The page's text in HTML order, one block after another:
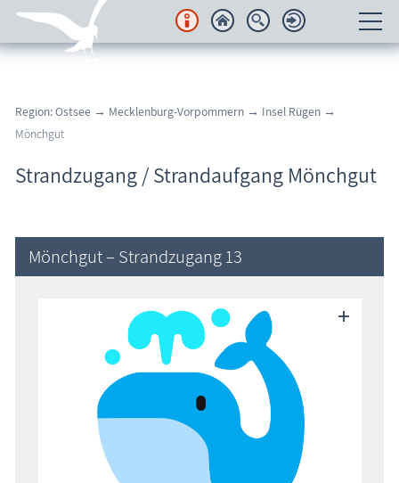
Regionales
Urlaubsorte
Freizeit
Veranstaltungen
Region: Ostsee → Mecklenburg-Vorpommern → Insel Rügen →
Mönchgut
Strandzugang / Strandaufgang Mönchgut
Mönchgut – Strandzugang 13